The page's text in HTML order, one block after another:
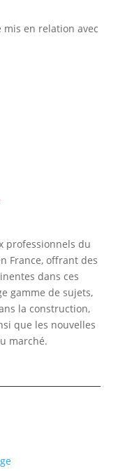
mis en relation avec
professionnels du
France, offrant des
dans ces
gamme de sujets,
la construction,
que les nouvelles
marché.